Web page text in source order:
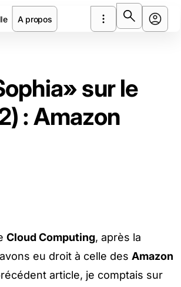
A propos
sur le
: Amazon
Cloud Computing, après la
eu droit à celle des Amazon
article, je comptais sur